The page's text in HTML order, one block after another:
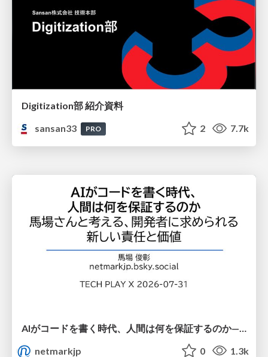
Digitization部 紹介資料
sansan33
PRO 2 7.7k
netmarkjp
0 1.3k